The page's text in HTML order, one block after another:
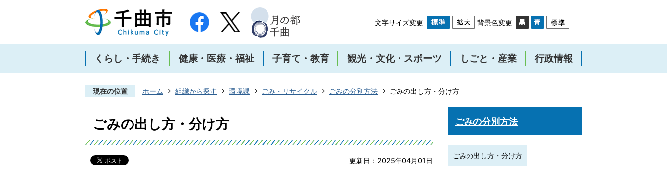
文字サイズ変更 背景色変更
くらし・手続き 健康・医療・福祉 子育て・教育 観光・文化・スポーツ しごと・産業 行政情報
現在の位置 ホーム 組織から探す 環境課 ごみ・リサイクル ごみの分別方法 ごみの出し方・分け方
ごみの出し方・分け方
更新日：2025年04月01日
ごみの分別方法
ごみの出し方・分け方